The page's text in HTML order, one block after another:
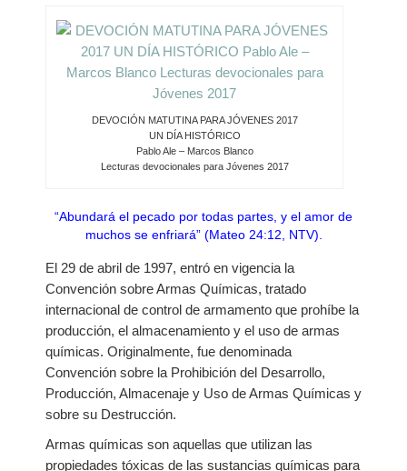
DEVOCIÓN MATUTINA PARA JÓVENES 2017
UN DÍA HISTÓRICO
Pablo Ale – Marcos Blanco
Lecturas devocionales para Jóvenes 2017
“Abundará el pecado por todas partes, y el amor de
muchos se enfriará” (Mateo 24:12, NTV).
El 29 de abril de 1997, entró en vigencia la
Convención sobre Armas Químicas, tratado
internacional de control de armamento que prohíbe la
producción, el almacenamiento y el uso de armas
químicas. Originalmente, fue denominada
Convención sobre la Prohibición del Desarrollo,
Producción, Almacenaje y Uso de Armas Químicas y
sobre su Destrucción.
Armas químicas son aquellas que utilizan las
propiedades tóxicas de las sustancias químicas para